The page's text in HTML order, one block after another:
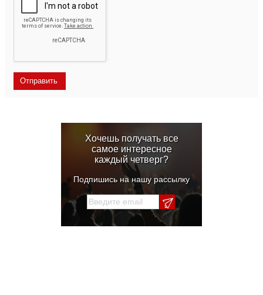
Хочешь получать все
самое интересное
каждый четверг?
Подпишись на нашу рассылку